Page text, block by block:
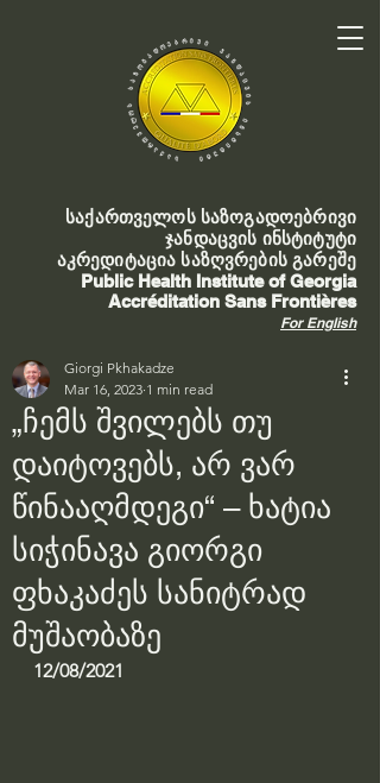
საქართველოს საზოგადოებრივი
ჯანდაცვის ინსტიტუტი
აკრედიტაცია საზღვრების გარეშე
Public Health Institute of Georgia
Accréditation Sans Frontières
For English
„ჩემს შვილებს თუ
დაიტოვებს, არ ვარ
წინააღმდეგი“ – ხატია
სიჭინავა გიორგი
ფხაკაძეს სანიტრად
მუშაობაზე
Giorgi Pkhakadze
Mar 16, 2023 1 min read
12/08/2021